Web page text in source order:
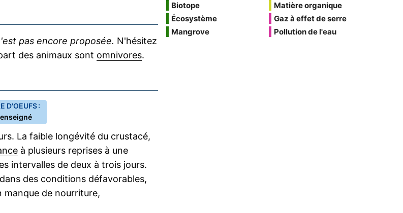
pas encore proposée. N'hésitez
des animaux sont omnivores.
D'OEUFS :
La faible longévité du crustacé,
à plusieurs reprises à une
intervalles de deux à trois jours.
des conditions défavorables,
manque de nourriture,
Biotope
Écosystème
Mangrove
Matière organique
Gaz à effet de serre
Pollution de l'eau